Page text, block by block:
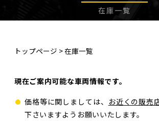
在庫一覧
トップページ >在庫一覧
現在ご案内可能な車両情報です。
価格等に関しましては、
お近くの販売
下さいますようお願いいたします。